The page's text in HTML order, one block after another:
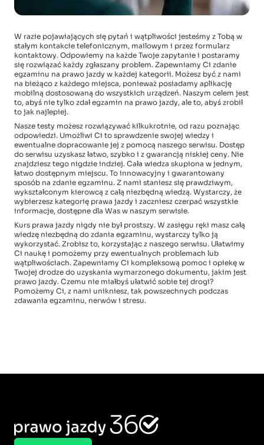
W razie pojawiających się pytań i wątpliwości jesteśmy z Tobą w
stałym kontakcie telefonicznym, mailowym i przez formularz
kontaktowy. Odpowiemy na każde Twoje zapytanie i postaramy
się rozwiązać każdy zgłaszany problem. Zapewniamy Ci zdanie
egzaminu na prawo jazdy w każdej kategorii. Możesz być z nami
na bieżąco z każdego miejsca, ponieważ posiadamy aplikację
mobilną dostosowaną do wszystkich urządzeń. Naszym celem jest
to, abyś nie tylko zdał egzamin na prawo jazdy, ale to, abyś zrobił
to jak najlepiej.
Nasze testy możesz rozwiązywać kilkukrotnie, od razu poznając
odpowiedzi. Umożliwi Ci to sprawdzenie swojej wiedzy i
ewentualne dopracowanie jej z pomocą naszego serwisu. Dostęp
do serwisu uzyskasz łatwo, szybko i z gwarancją niskiej ceny. Nie
znajdziesz tego nigdzie indziej. Cała wiedza skupiona w jednym,
łatwo dostępnym miejscu. To innowacyjny i gwarantowany
sposób na zdanie egzaminu. Z nami staniesz się prawdziwym,
wykształconym kierowcą z całą niezbędną wiedzą. Wystarczy, że
wybierzesz kategorię prawa jazdy i zaczniesz czerpać wszystkie
informacje, dostępne dla Was w naszym serwisie.
Kurs prawa jazdy nigdy nie był prostszy. W zasięgu ręki masz całą
wiedzę niezbędną do zdania egzaminu, wystarczy tylko ją
wykorzystać. Zrobisz to, korzystając z naszego serwisu. Ułatwimy
Ci naukę i pomożemy przy ewentualnych problemach lub
wątpliwościach. Zapewniamy Ci kompleksową pomoc i opiekę w
Twojej drodze do uzyskania wymarzonego dokumentu, jakim jest
prawo jazdy. Czemu nie miałbyś ułatwić sobie tej drogi?
Pomożemy Ci, z nami unikniesz, tak powszechnych podczas
zdawania egzaminu, nerwów i stresu.